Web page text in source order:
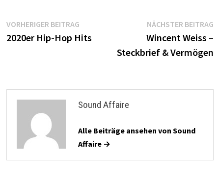
Beitragsnavigation
VORHERIGER BEITRAGVorheriger
Beitrag:
2020er Hip-Hop Hits
NÄCHSTER BEITRAG
Wincent Weiss –
Steckbrief & Vermögen
Sound Affaire
Alle Beiträge ansehen von Sound
Affaire →